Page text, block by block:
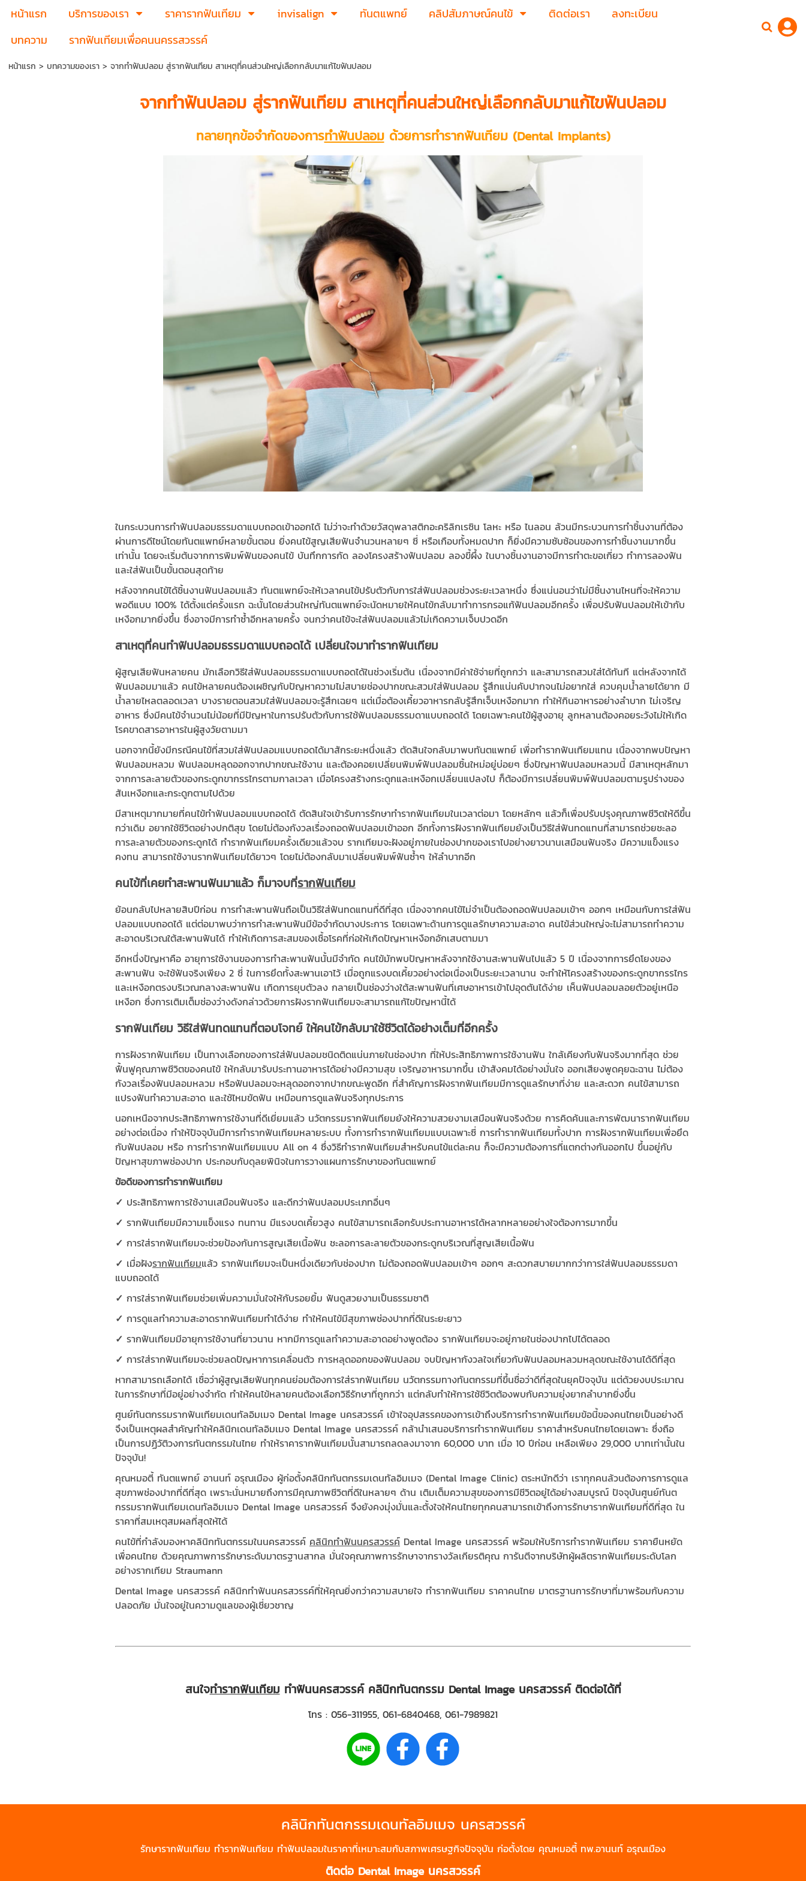
หน้าแรก บริการของเรา ราคารากฟันเทียม invisalign ทันตแพทย์ คลิปสัมภาษณ์คนไข้ ติดต่อเรา
ลงทะเบียน
บทความ
รากฟันเทียมเพื่อคนนครรสวรรค์
หน้าแรก > บทความของเรา> จากทำฟันปลอม สู่รากฟันเทียม สาเหตุที่คนส่วนใหญ่เลือกกลับมาแก้ไขฟันปลอม
จากทำฟันปลอม สู่รากฟันเทียม สาเหตุที่คนส่วนใหญ่เลือกกลับมาแก้ไขฟันปลอม
ทลายทุกข้อจำกัดของการทำฟันปลอมด้วยการทำรากฟันเทียม (Dental Implants)
ในกระบวนการทำฟันปลอมธรรมดาแบบถอดเข้าออกได้ ไม่ว่าจะทำด้วยวัสดุพลาสติกอะคริลิกเรซิน โลหะ หรือ ไนลอน ล้วนมีกระบวนการทำชิ้นงานที่ต้อง
ผ่านการดีไซน์โดยทันตแพทย์หลายขั้นตอน ยิ่งคนไข้สูญเสียฟันจำนวนหลายๆ ซี่ หรือเกือบทั้งหมดปาก ก็ยิ่งมีความซับซ้อนของการทำชิ้นงานมากขึ้น
เท่านั้น โดยจะเริ่มต้นจากการพิมพ์ฟันของคนไข้ บันทึกการกัด ลองโครงสร้างฟันปลอม ลองขี้ผึ้ง ในบางชิ้นงานอาจมีการทำตะขอเกี่ยว ทำการลองฟัน
และใส่ฟันเป็นขั้นตอนสุดท้าย
หลังจากคนไข้ได้ชิ้นงานฟันปลอมแล้ว ทันตแพทย์จะให้เวลาคนไข้ปรับตัวกับการใส่ฟันปลอมช่วงระยะเวลาหนึ่ง ซึ่งแน่นอนว่าไม่มีชิ้นงานไหนที่จะให้ความ
พอดีแบบ 100% ได้ตั้งแต่ครั้งแรก ฉะนั้นโดยส่วนใหญ่ทันตแพทย์จะนัดหมายให้คนไข้กลับมาทำการกรอแก้ฟันปลอมอีกครั้ง เพื่อปรับฟันปลอมให้เข้ากับ
เหงือกมากยิ่งขึ้น ซึ่งอาจมีการทำซ้ำอีกหลายครั้ง จนกว่าคนไข้จะใส่ฟันปลอมแล้วไม่เกิดความเจ็บปวดอีก
สาเหตุที่คนทำฟันปลอมธรรมดาแบบถอดได้ เปลี่ยนใจมาทำรากฟันเทียม
ผู้สูญเสียฟันหลายคน มักเลือกวิธีใส่ฟันปลอมธรรมดาแบบถอดได้ในช่วงเริ่มต้น เนื่องจากมีค่าใช้จ่ายที่ถูกกว่า และสามารถสวมใส่ได้ทันที แต่หลังจากได้
ฟันปลอมมาแล้ว คนไข้หลายคนต้องเผชิญกับปัญหาความไม่สบายช่องปากขณะสวมใส่ฟันปลอม รู้สึกแน่นคับปากจนไม่อยากใส่ ควบคุมน้ำลายได้ยาก มี
น้ำลายไหลตลอดเวลา บางรายตอนสวมใส่ฟันปลอมจะรู้สึกเฉยๆ แต่เมื่อต้องเคี้ยวอาหารกลับรู้สึกเจ็บเหงือกมาก ทำให้กินอาหารอย่างลำบาก ไม่เจริญ
อาหาร ซึ่งมีคนไข้จำนวนไม่น้อยที่มีปัญหาในการปรับตัวกับการใช้ฟันปลอมธรรมดาแบบถอดได้ โดยเฉพาะคนไข้ผู้สูงอายุ ลูกหลานต้องคอยระวังไม่ให้เกิด
โรคขาดสารอาหารในผู้สูงวัยตามมา
นอกจากนี้ยังมีกรณีคนไข้ที่สวมใส่ฟันปลอมแบบถอดได้มาสักระยะหนึ่งแล้ว ตัดสินใจกลับมาพบทันตแพทย์ เพื่อทำรากฟันเทียมแทน เนื่องจากพบปัญหา
ฟันปลอมหลวม ฟันปลอมหลุดออกจากปากขณะใช้งาน และต้องคอยเปลี่ยนพิมพ์ฟันปลอมชิ้นใหม่อยู่บ่อยๆ ซึ่งปัญหาฟันปลอมหลวมนี้ มีสาเหตุหลักมา
จากการละลายตัวของกระดูกขากรรไกรตามกาลเวลา เมื่อโครงสร้างกระดูกและเหงือกเปลี่ยนแปลงไป ก็ต้องมีการเปลี่ยนพิมพ์ฟันปลอมตามรูปร่างของ
สันเหงือกและกระดูกตามไปด้วย
มีสาเหตุมากมายที่คนไข้ทำฟันปลอมแบบถอดได้ ตัดสินใจเข้ารับการรักษาทำรากฟันเทียมในเวลาต่อมา โดยหลักๆ แล้วก็เพื่อปรับปรุงคุณภาพชีวิตให้ดีขึ้น
กว่าเดิม อยากใช้ชีวิตอย่างปกติสุข โดยไม่ต้องกังวลเรื่องถอดฟันปลอมเข้าออก อีกทั้งการฝังรากฟันเทียมยังเป็นวิธีใส่ฟันทดแทนที่สามารถช่วยชะลอ
การละลายตัวของกระดูกได้ ทำรากฟันเทียมครั้งเดียวแล้วจบ รากเทียมจะฝังอยู่ภายในช่องปากของเราไปอย่างยาวนานเสมือนฟันจริง มีความแข็งแรง
คงทน สามารถใช้งานรากฟันเทียมได้ยาวๆ โดยไม่ต้องกลับมาเปลี่ยนพิมพ์ฟันซ้ำๆ ให้ลำบากอีก
คนไข้ที่เคยทำสะพานฟันมาแล้ว ก็มาจบที่รากฟันเทียม
ย้อนกลับไปหลายสิบปีก่อน การทำสะพานฟันถือเป็นวิธีใส่ฟันทดแทนที่ดีที่สุด เนื่องจากคนไข้ไม่จำเป็นต้องถอดฟันปลอมเข้าๆ ออกๆ เหมือนกับการใส่ฟัน
ปลอมแบบถอดได้ แต่ต่อมาพบว่าการทำสะพานฟันมีข้อจำกัดบางประการ โดยเฉพาะด้านการดูแลรักษาความสะอาด คนไข้ส่วนใหญ่จะไม่สามารถทำความ
สะอาดบริเวณใต้สะพานฟันได้ ทำให้เกิดการสะสมของเชื้อโรคที่ก่อให้เกิดปัญหาเหงือกอักเสบตามมา
อีกหนึ่งปัญหาคือ อายุการใช้งานของการทำสะพานฟันนั้นมีจำกัด คนไข้มักพบปัญหาหลังจากใช้งานสะพานฟันไปแล้ว 5 ปี เนื่องจากการยึดโยงของ
สะพานฟัน จะใช้ฟันจริงเพียง 2 ซี่ ในการยึดทั้งสะพานเอาไว้ เมื่อถูกแรงบดเคี้ยวอย่างต่อเนื่องเป็นระยะเวลานาน จะทำให้โครงสร้างของกระดูกขากรรไกร
และเหงือกตรงบริเวณกลางสะพานฟัน เกิดการยุบตัวลง กลายเป็นช่องว่างใต้สะพานฟันที่เศษอาหารเข้าไปอุดตันได้ง่าย เห็นฟันปลอมลอยตัวอยู่เหนือ
เหงือก ซึ่งการเติมเต็มช่องว่างดังกล่าวด้วยการฝังรากฟันเทียมจะสามารถแก้ไขปัญหานี้ได้
รากฟันเทียม วิธีใส่ฟันทดแทนที่ตอบโจทย์ ให้คนไข้กลับมาใช้ชีวิตได้อย่างเต็มที่อีกครั้ง
การฝังรากฟันเทียม เป็นทางเลือกของการใส่ฟันปลอมชนิดติดแน่นภายในช่องปาก ที่ให้ประสิทธิภาพการใช้งานฟัน ใกล้เคียงกับฟันจริงมากที่สุด ช่วย
ฟื้นฟูคุณภาพชีวิตของคนไข้ ให้กลับมารับประทานอาหารได้อย่างมีความสุข เจริญอาหารมากขึ้น เข้าสังคมได้อย่างมั่นใจ ออกเสียงพูดคุยฉะฉาน ไม่ต้อง
กังวลเรื่องฟันปลอมหลวม หรือฟันปลอมจะหลุดออกจากปากขณะพูดอีก ที่สำคัญการฝังรากฟันเทียมมีการดูแลรักษาที่ง่าย และสะดวก คนไข้สามารถ
แปรงฟันทำความสะอาด และใช้ไหมขัดฟัน เหมือนการดูแลฟันจริงทุกประการ
นอกเหนือจากประสิทธิภาพการใช้งานที่ดีเยี่ยมแล้ว นวัตกรรมรากฟันเทียมยังให้ความสวยงามเสมือนฟันจริงด้วย การคิดค้นและการพัฒนารากฟันเทียม
อย่างต่อเนื่อง ทำให้ปัจจุบันมีการทำรากฟันเทียมหลายระบบ ทั้งการทำรากฟันเทียมแบบเฉพาะซี่ การทำรากฟันเทียมทั้งปาก การฝังรากฟันเทียมเพื่อยึด
กับฟันปลอม หรือ การทำรากฟันเทียมแบบ All on 4 ซึ่งวิธีทำรากฟันเทียมสำหรับคนไข้แต่ละคน ก็จะมีความต้องการที่แตกต่างกันออกไป ขึ้นอยู่กับ
ปัญหาสุขภาพช่องปาก ประกอบกับดุลยพินิจในการวางแผนการรักษาของทันตแพทย์
ข้อดีของการทำรากฟันเทียม
✓ ประสิทธิภาพการใช้งานเสมือนฟันจริง และดีกว่าฟันปลอมประเภทอื่นๆ
✓ รากฟันเทียมมีความแข็งแรง ทนทาน มีแรงบดเคี้ยวสูง คนไข้สามารถเลือกรับประทานอาหารได้หลากหลายอย่างใจต้องการมากขึ้น
✓ การใส่รากฟันเทียมจะช่วยป้องกันการสูญเสียเนื้อฟัน ชะลอการละลายตัวของกระดูกบริเวณที่สูญเสียเนื้อฟัน
✓ เมื่อฝังรากฟันเทียมแล้ว รากฟันเทียมจะเป็นหนึ่งเดียวกับช่องปาก ไม่ต้องถอดฟันปลอมเข้าๆ ออกๆ สะดวกสบายมากกว่าการใส่ฟันปลอมธรรมดา
แบบถอดได้
✓ การใส่รากฟันเทียมช่วยเพิ่มความมั่นใจให้กับรอยยิ้ม ฟันดูสวยงามเป็นธรรมชาติ
✓ การดูแลทำความสะอาดรากฟันเทียมทำได้ง่าย ทำให้คนไข้มีสุขภาพช่องปากที่ดีในระยะยาว
✓ รากฟันเทียมมีอายุการใช้งานที่ยาวนาน หากมีการดูแลทำความสะอาดอย่างพูดต้อง รากฟันเทียมจะอยู่ภายในช่องปากไปได้ตลอด
✓ การใส่รากฟันเทียมจะช่วยลดปัญหาการเคลื่อนตัว การหลุดออกของฟันปลอม จบปัญหากังวลใจเกี่ยวกับฟันปลอมหลวมหลุดขณะใช้งานได้ดีที่สุด
หากสามารถเลือกได้ เชื่อว่าผู้สูญเสียฟันทุกคนย่อมต้องการใส่รากฟันเทียม นวัตกรรมทางทันตกรรมที่ขึ้นชื่อว่าดีที่สุดในยุคปัจจุบัน แต่ด้วยงบประมาณ
ในการรักษาที่มีอยู่อย่างจำกัด ทำให้คนไข้หลายคนต้องเลือกวิธีรักษาที่ถูกกว่า แต่กลับทำให้การใช้ชีวิตต้องพบกับความยุ่งยากลำบากยิ่งขึ้น
ศูนย์ทันตกรรมรากฟันเทียมเดนทัลอิมเมจ Dental Image นครสวรรค์ เข้าใจอุปสรรคของการเข้าถึงบริการทำรากฟันเทียมข้อนี้ของคนไทยเป็นอย่างดี
จึงเป็นเหตุผลสำคัญทำให้คลินิกเดนทัลอิมเมจ Dental Image นครสวรรค์ กล้านำเสนอบริการทำรากฟันเทียม ราคาสำหรับคนไทยโดยเฉพาะ ซึ่งถือ
เป็นการปฏิวัติวงการทันตกรรมในไทย ทำให้ราคารากฟันเทียมนั้นสามารถลดลงมาจาก 60,000 บาท เมื่อ 10 ปีก่อน เหลือเพียง 29,000 บาทเท่านั้นใน
ปัจจุบัน!
คุณหมอตี้ ทันตแพทย์ อานนท์ อรุณเมือง ผู้ก่อตั้งคลินิกทันตกรรมเดนทัลอิมเมจ (Dental Image Clinic) ตระหนักดีว่า เราทุกคนล้วนต้องการการดูแล
สุขภาพช่องปากที่ดีที่สุด เพราะนั่นหมายถึงการมีคุณภาพชีวิตที่ดีในหลายๆ ด้าน เติมเต็มความสุขของการมีชีวิตอยู่ได้อย่างสมบูรณ์ ปัจจุบันศูนย์ทันต
กรรมรากฟันเทียมเดนทัลอิมเมจ Dental Image นครสวรรค์ จึงยังคงมุ่งมั่นและตั้งใจให้คนไทยทุกคนสามารถเข้าถึงการรักษารากฟันเทียมที่ดีที่สุด ใน
ราคาที่สมเหตุสมผลที่สุดให้ได้
คนไข้ที่กำลังมองหาคลินิกทันตกรรมในนครสวรรค์ คลินิกทำฟันนครสวรรค์ Dental Image นครสวรรค์ พร้อมให้บริการทำรากฟันเทียม ราคายืนหยัด
เพื่อคนไทย ด้วยคุณภาพการรักษาระดับมาตรฐานสากล มั่นใจคุณภาพการรักษาจากรางวัลเกียรติคุณ การันตีจากบริษัทผู้ผลิตรากฟันเทียมระดับโลก
อย่างรากเทียม Straumann
Dental Image นครสวรรค์ คลินิกทำฟันนครสวรรค์ที่ให้คุณยิ่งกว่าความสบายใจ ทำรากฟันเทียม ราคาคนไทย มาตรฐานการรักษาที่มาพร้อมกับความ
ปลอดภัย มั่นใจอยู่ในความดูแลของผู้เชี่ยวชาญ
สนใจทำรากฟันเทียม ทำฟันนครสวรรค์ คลินิกทันตกรรม Dental Image นครสวรรค์ ติดต่อได้ที่
โทร : 056-311955, 061-6840468, 061-7989821
คลินิกทันตกรรมเดนทัลอิมเมจ นครสวรรค์
รักษารากฟันเทียม ทำรากฟันเทียม ทำฟันปลอมในราคาที่เหมาะสมกับสภาพเศรษฐกิจปัจจุบัน ก่อตั้งโดย คุณหมอตี้ ทพ.อานนท์ อรุณเมือง
ติดต่อ Dental Image นครสวรรค์